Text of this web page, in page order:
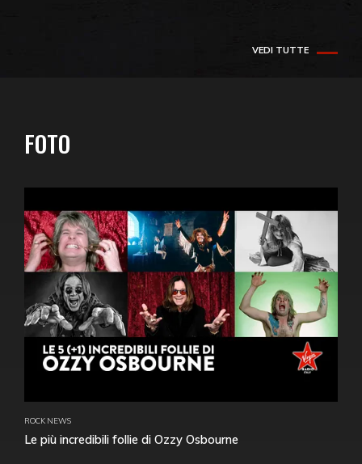
VEDI TUTTE
FOTO
ROCK NEWS
Le più incredibili follie di Ozzy Osbourne